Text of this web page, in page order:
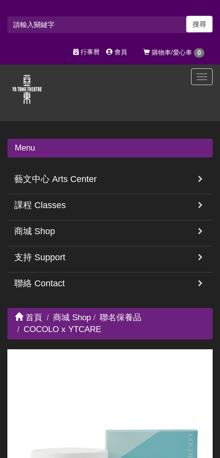
搜尋
購物車/愛心車 0
行事曆 會員
選
Menu
藝文中心 Arts Center
課程 Classes
商城 Shop
支持 Support
聯絡 Contact
首頁 商城 Shop
聯名保養品
COCOLO x YTCARE